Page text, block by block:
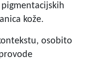
kože.
osobito